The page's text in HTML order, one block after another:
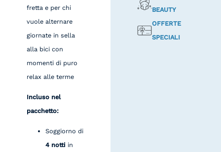
BEAUTY
OFFERTE
SPECIALI
fretta e per chi
vuole alternare
giornate in sella
alla bici con
momenti di puro
relax alle terme
Incluso nel
pacchetto:
Soggiorno di
4 notti in